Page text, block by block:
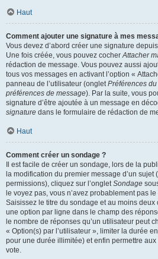
Haut
Comment ajouter une signature à mes
Vous devez d’abord créer une signature
Une fois créée, vous pouvez cocherAttacher
rédaction de message. Vous pouvez aussi
tous vos messages en activant l’option «
panneau de l’utilisateur (ongletPréférences
préférences de message). Par la suite, vous
signature d’être ajoutée à un message en
signature dans le formulaire de rédaction de
Haut
Comment créer un sondage ?
Il est facile de créer un sondage, lors de la
la modification du premier message d’un sujet
permissions), cliquez sur l’ongletSondage
le voyez pas, vous n’avez probablement pas
Saisissez le titre du sondage et au moins
une option par ligne dans le champ des
le nombre de réponses qu’un utilisateur peut
« Option(s) par l’utilisateur », limiter la durée
pour une durée illimitée) et enfin permettre
vote.